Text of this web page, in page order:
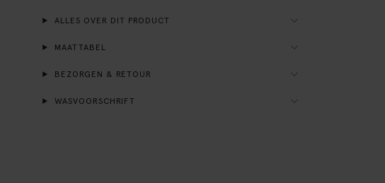
ALLES OVER DIT PRODUCT
MAATTABEL
BEZORGEN & RETOUR
WASVOORSCHRIFT